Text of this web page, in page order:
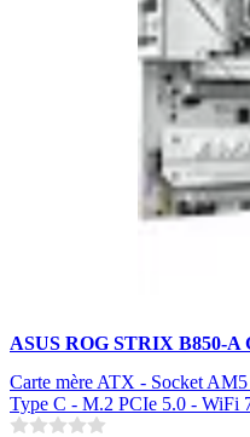
ASUS ROG STRIX B850-
Carte mère ATX - Socket
Type C - M.2 PCIe 5.0 - WiFi